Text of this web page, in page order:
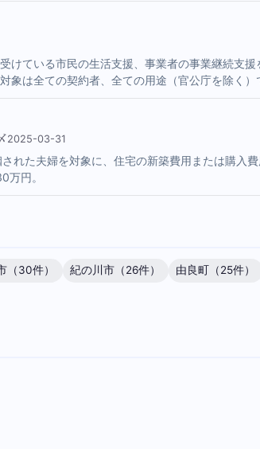
けている市民の生活支援、事業者の事業継続支
象は全ての契約者、全ての用途（官公庁を除く
2025-03-31
れた夫婦を対象に、住宅の新築費用または購入
万円。
（30件） 紀の川市（26件） 由良町（25件）